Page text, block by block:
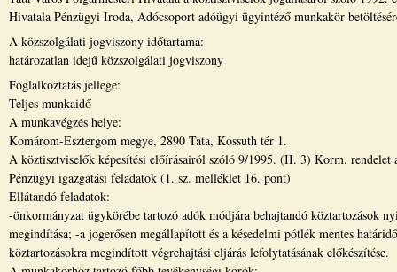
Hivatala Pénzügyi Iroda, Adócsoport adóügyi ügyintéző munkakör
A közszolgálati jogviszony időtartama:
határozatlan idejű közszolgálati jogviszony
Foglalkoztatás jellege:
Teljes munkaidő
A munkavégzés helye:
Komárom-Esztergom megye, 2890 Tata, Kossuth tér 1.
A köztisztviselők képesítési előírásairól szóló 9/1995. (II. 3) Korm.
Pénzügyi igazgatási feladatok (1. sz. melléklet 16. pont)
Ellátandó feladatok:
-önkormányzat ügykörébe tartozó adók módjára behajtandó köztartozások
megindítása; -a jogerősen megállapított és a késedelmi pótlék mentes
köztartozásokra megindított végrehajtási eljárás lefolytatásának előkészítése.